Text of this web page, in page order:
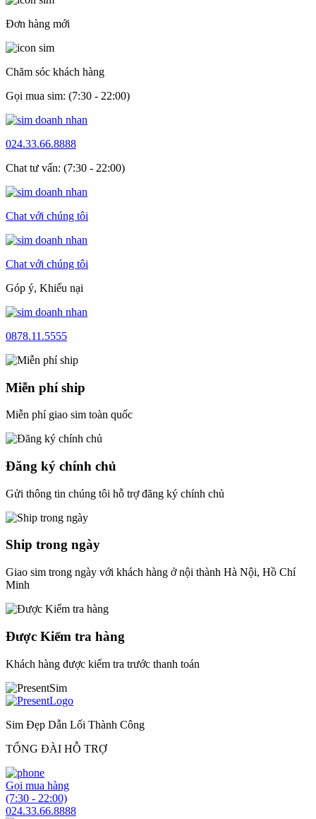
Đơn hàng mới
Chăm sóc khách hàng
Gọi mua sim: (7:30 - 22:00)
024.33.66.8888
Chat tư vấn: (7:30 - 22:00)
Chat với chúng tôi
Chat với chúng tôi
Góp ý, Khiếu nại
0878.11.5555
Miễn phí ship
Miễn phí giao sim toàn quốc
Đăng ký chính chủ
Gửi thông tin chúng tôi hỗ trợ đăng ký chính chủ
Ship trong ngày
Giao sim trong ngày với khách hàng ở nội thành Hà Nội, Hồ Chí
Minh
Được Kiểm tra hàng
Khách hàng được kiểm tra trước thanh toán
Sim Đẹp Dẫn Lối Thành Công
TỔNG ĐÀI HỖ TRỢ
Gọi mua hàng
(7:30 - 22:00)
024.33.66.8888